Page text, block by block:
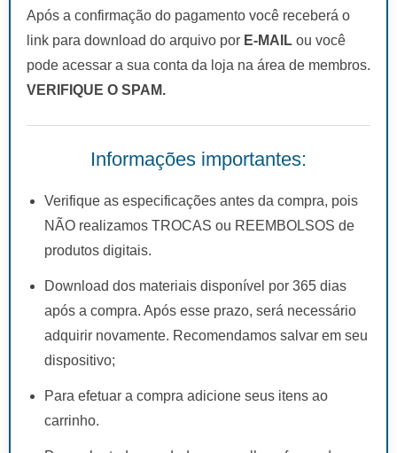
Após a confirmação do pagamento você receberá o
link para download do arquivo por E-MAIL ou você
pode acessar a sua conta da loja na área de membros.
VERIFIQUE O SPAM.
Informações importantes:
Verifique as especificações antes da compra, pois
NÃO realizamos TROCAS ou REEMBOLSOS de
produtos digitais.
Download dos materiais disponível por 365 dias
após a compra. Após esse prazo, será necessário
adquirir novamente. Recomendamos salvar em seu
dispositivo;
Para efetuar a compra adicione seus itens ao
carrinho.